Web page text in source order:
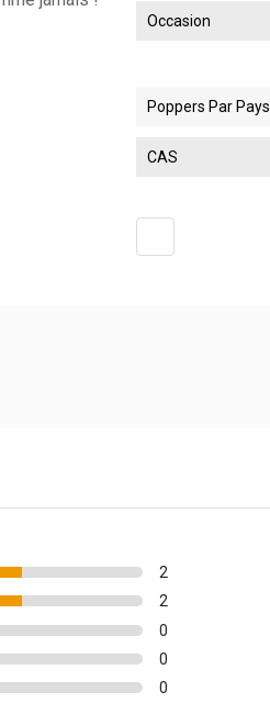
Occasion
Poppers Par Pays
CAS
2
2
0
0
0